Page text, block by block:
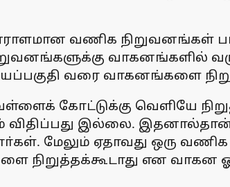
வணிக நிறுவனங்கள்
வாகனங்களில்
வரை வாகனங்களை
கோட்டுக்கு வெளியே
விதிப்பது இல்லை.
மேலும் ஏதாவது ஒரு
என வாகன